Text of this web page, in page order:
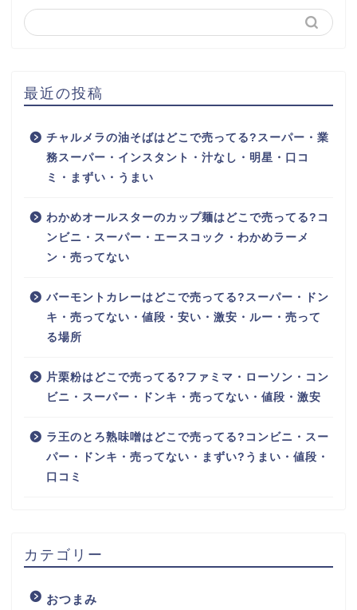
最近の投稿
チャルメラの油そばはどこで売ってる?スーパー・業
務スーパー・インスタント・汁なし・明星・口コ
ミ・まずい・うまい
わかめオールスターのカップ麺はどこで売ってる?コ
ンビニ・スーパー・エースコック・わかめラーメ
ン・売ってない
バーモントカレーはどこで売ってる?スーパー・ドン
キ・売ってない・値段・安い・激安・ルー・売って
る場所
片栗粉はどこで売ってる?ファミマ・ローソン・コン
ビニ・スーパー・ドンキ・売ってない・値段・激安
ラ王のとろ熟味噌はどこで売ってる?コンビニ・スー
パー・ドンキ・売ってない・まずい?うまい・値段・
口コミ
カテゴリー
おつまみ